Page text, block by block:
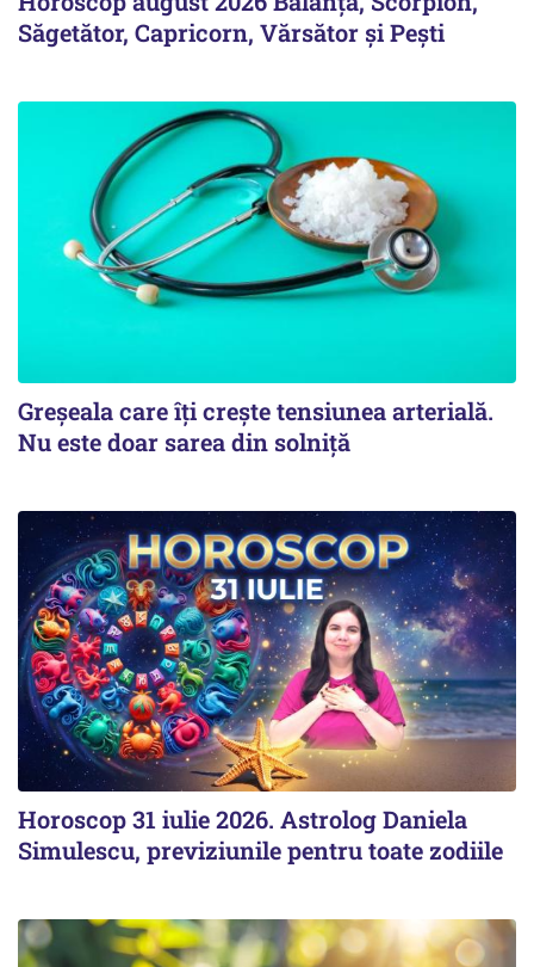
Săgetător, Capricorn, Vărsător și Pești
Greșeala care îți crește tensiunea arterială.
Nu este doar sarea din solniță
Horoscop 31 iulie 2026. Astrolog Daniela
Simulescu, previziunile pentru toate zodiile